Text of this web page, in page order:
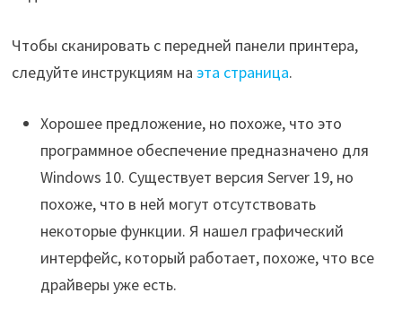
Чтобы сканировать с передней панели принтера,
следуйте инструкциям на эта страница.
Хорошее предложение, но похоже, что это
программное обеспечение предназначено для
Windows 10. Существует версия Server 19, но
похоже, что в ней могут отсутствовать
некоторые функции. Я нашел графический
интерфейс, который работает, похоже, что все
драйверы уже есть.